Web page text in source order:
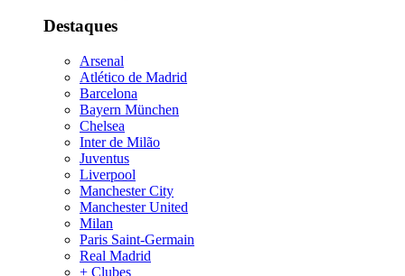
Destaques
Arsenal
Atlético de Madrid
Barcelona
Bayern München
Chelsea
Inter de Milão
Juventus
Liverpool
Manchester City
Manchester United
Milan
Paris Saint-Germain
Real Madrid
+ Clubes